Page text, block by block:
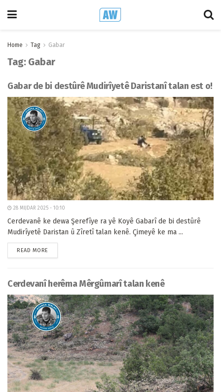
Home Tag Gabar
Tag: Gabar
Gabar de bi destûrê Mudirîyetê Daristanî talan est o!
28 MIJDAR 2025 - 10:10
Cerdevanê ke dewa Şerefîye ra yê Koyê Gabarî de bi destûrê
Mudirîyetê Daristan û Zîretî talan kenê. Çimeyê ke ma ...
READ MORE
Cerdevanî herêma Mêrgûmarî talan kenê